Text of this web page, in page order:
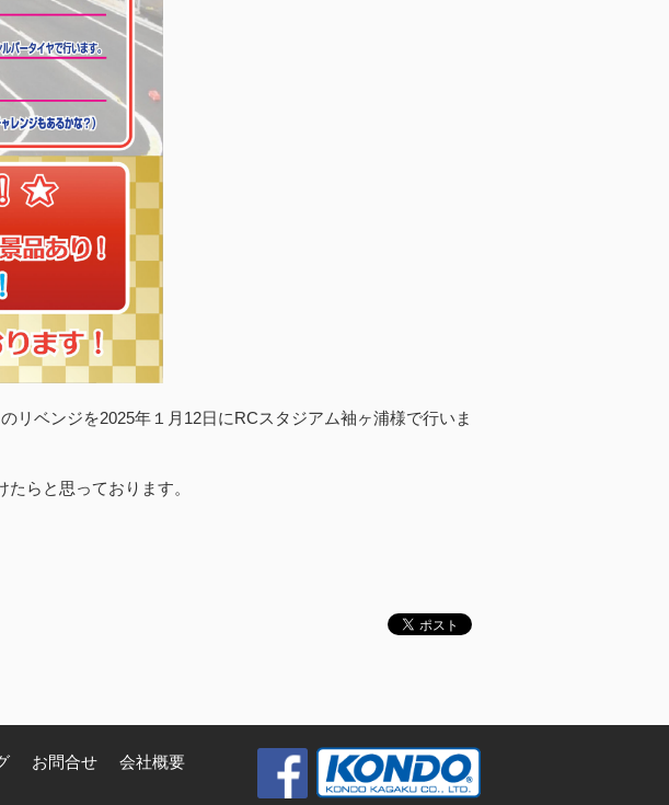
リベンジを2025年１月12日にRCスタジアム袖ヶ浦様で行いま
らと思っております。
お問合せ 会社概要